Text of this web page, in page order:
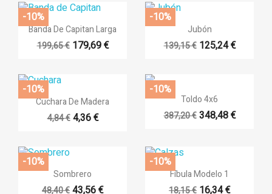
Añadir a la lista de deseos
((title))
((label))
((cancelText))
Iniciar sesión
Debe iniciar sesión para guardar productos en su lista de deseos.
((cancelText))
 Vista rápida
Banda De Capitan Larga
199,65 € 179,69 €
-10%

Vista rápida
Jubón
139,15 € 125,24 €
-10%
 Vista rápida
Cuchara De Madera
4,84 € 4,36 €
-10%  Vista rápida
Toldo 4x6
387,20 € 348,48 €
-10%
 Vista rápida
Sombrero
48,40 €43,56 €
-10%
 Vista rápida
Fíbula Modelo 1
18,15 € 16,34 €
-10%